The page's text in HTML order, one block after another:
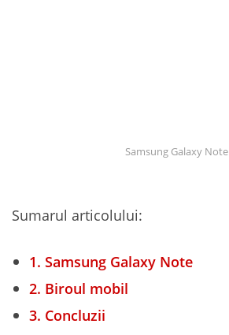
Samsung Galaxy Note
Sumarul articolului:
1. Samsung Galaxy Note
2. Biroul mobil
3. Concluzii